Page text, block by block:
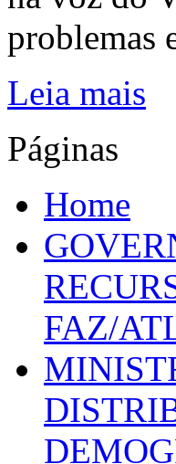
problemas
Leia mais
Páginas
Home
FAZ/